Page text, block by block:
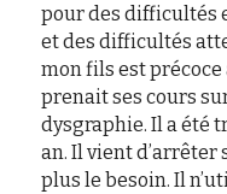
pour des difficultés
et des difficultés
mon fils est
prenait ses cours
dysgraphie. Il a été
an. Il vient d’arrêter
plus le besoin. Il